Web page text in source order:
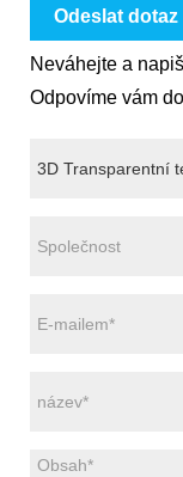
Odeslat dotaz
Neváhejte a
Odpovíme vám